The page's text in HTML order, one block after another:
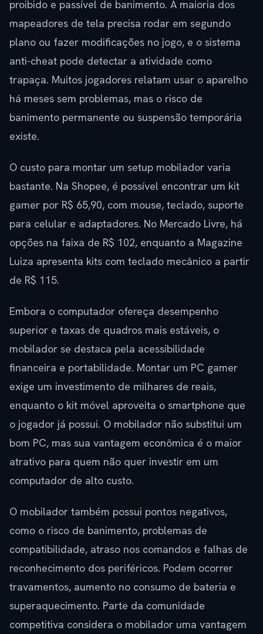
proibido e passível de banimento. A maioria dos
mapeadores de tela precisa rodar em segundo
plano ou fazer modificações no jogo, e o sistema
anti-cheat pode detectar a atividade como
trapaça. Muitos jogadores relatam usar o aparelho
há meses sem problemas, mas o risco de
banimento permanente ou suspensão temporária
existe.
O custo para montar um setup mobilador varia
bastante. Na Shopee, é possível encontrar um kit
gamer por R$ 65,90, com mouse, teclado, suporte
para celular e adaptadores. No Mercado Livre, há
opções na faixa de R$ 102, enquanto a Magazine
Luiza apresenta kits com teclado mecânico a partir
de R$ 115.
Embora o computador ofereça desempenho
superior e taxas de quadros mais estáveis, o
mobilador se destaca pela acessibilidade
financeira e portabilidade. Montar um PC gamer
exige um investimento de milhares de reais,
enquanto o kit móvel aproveita o smartphone que
o jogador já possui. O mobilador não substitui um
bom PC, mas sua vantagem econômica é o maior
atrativo para quem não quer investir em um
computador de alto custo.
O mobilador também possui pontos negativos,
como o risco de banimento, problemas de
compatibilidade, atraso nos comandos e falhas de
reconhecimento dos periféricos. Podem ocorrer
travamentos, aumento no consumo de bateria e
superaquecimento. Parte da comunidade
competitiva considera o mobilador uma vantagem